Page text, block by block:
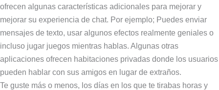
ofrecen algunas características adicionales para mejorar y
mejorar su experiencia de chat. Por ejemplo; Puedes enviar
mensajes de texto, usar algunos efectos realmente geniales o
incluso jugar juegos mientras hablas. Algunas otras
aplicaciones ofrecen habitaciones privadas donde los usuarios
pueden hablar con sus amigos en lugar de extraños.
Te guste más o menos, los días en los que te tirabas horas y